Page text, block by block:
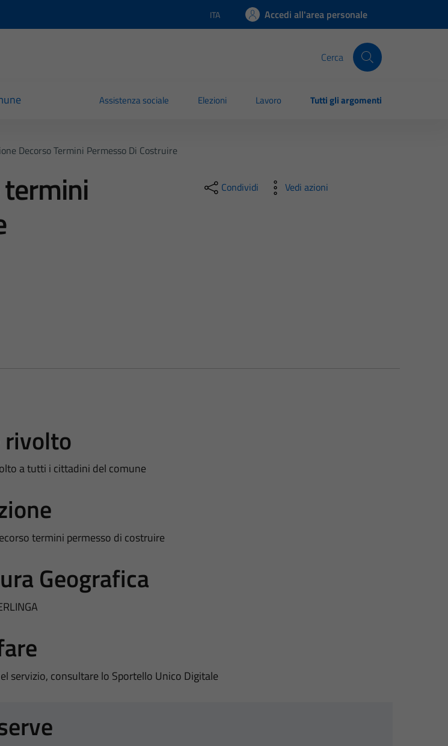
Lingua attiva:
ITA Accedi all'area personale
Cerca
Assistenza sociale Elezioni Lavoro Tutti gli argomenti
Decorso Termini Permesso Di Costruire
Condividi Vedi azioni
rivolto
a tutti i cittadini del comune
termini permesso di costruire
Geografica
servizio, consultare lo Sportello Unico Digitale